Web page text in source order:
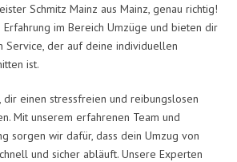
Schmitz Mainz aus Mainz, genau richtig!
im Bereich Umzüge und bieten dir
Service, der auf deine individuellen
ist.
dir einen stressfreien und reibungslosen
Mit unserem erfahrenen Team und
sorgen wir dafür, dass dein Umzug von
und sicher abläuft. Unsere Experten